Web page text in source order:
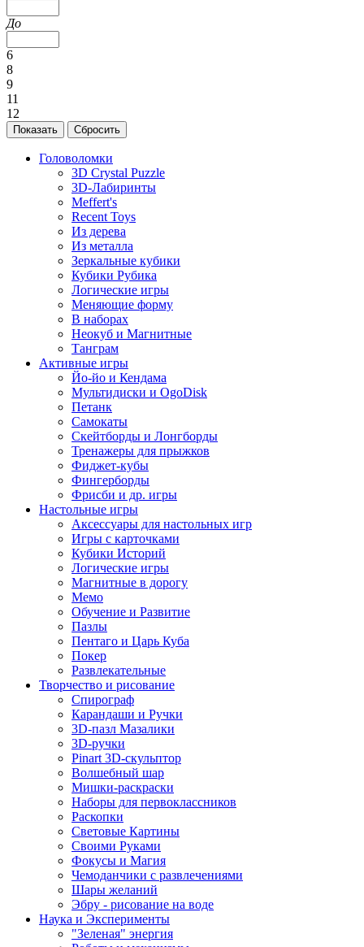
До
6
8
9
11
12
Головоломки
3D Crystal Puzzle
3D-Лабиринты
Meffert's
Recent Toys
Из дерева
Из металла
Зеркальные кубики
Кубики Рубика
Логические игры
Меняющие форму
В наборах
Неокуб и Магнитные
Танграм
Активные игры
Йо-йо и Кендама
Мультидиски и OgoDisk
Петанк
Самокаты
Скейтборды и Лонгборды
Тренажеры для прыжков
Фиджет-кубы
Фингерборды
Фрисби и др. игры
Настольные игры
Аксессуары для настольных игр
Игры с карточками
Кубики Историй
Логические игры
Магнитные в дорогу
Мемо
Обучение и Развитие
Пазлы
Пентаго и Царь Куба
Покер
Развлекательные
Творчество и рисование
Спирограф
Карандаши и Ручки
3D-пазл Мазалики
3D-ручки
Pinart 3D-скульптор
Волшебный шар
Мишки-раскраски
Наборы для первоклассников
Раскопки
Световые Картины
Своими Руками
Фокусы и Магия
Чемоданчики с развлечениями
Шары желаний
Эбру - рисование на воде
Наука и Эксперименты
"Зеленая" энергия